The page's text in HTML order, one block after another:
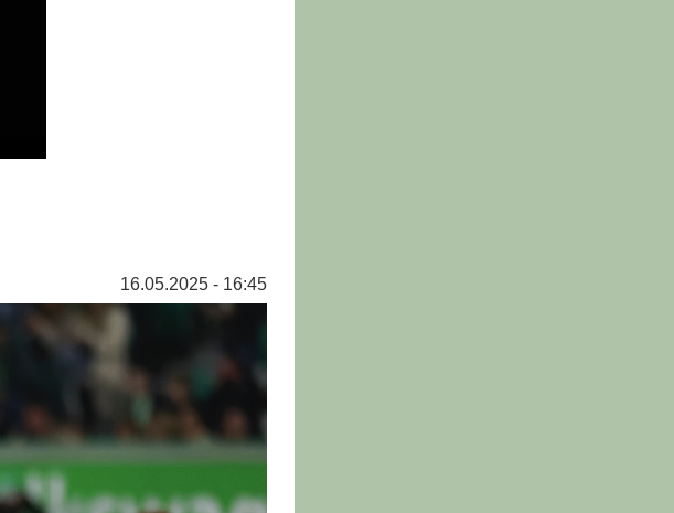
16.05.2025 - 16:45